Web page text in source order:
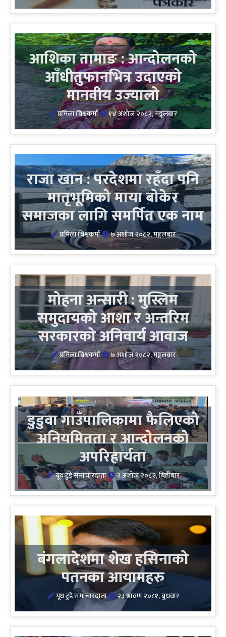
आशिका तामाङ : आन्दोलनको
आँधीतुफानभित्र उदाएको
मानवीय उज्यालो
प्रमिला बिश्वकर्मा १४ अशोज २०८२, मङ्गलबार
राजा खान : परदेशमा रहँदा पनि
मातृभूमिको माया बोकेर
समाजका लागि समर्पित एक नाम
प्रमिला बिश्वकर्मा ७ अशोज २०८२, मङ्गलबार
मोहना अन्सारी : मुस्लिम
समुदायको आशा र अन्तरिम
सरकारको अनिवार्य आवाज
प्रमिला बिश्वकर्मा ७ अशोज २०८२, मङ्गलबार
डुडुवा गाउँपालिकामा फैलिएको
अनियमितता र आन्दोलनको
अपरिहार्यता
यूथ टुडे समाचारदाता २ अशोज २०८२, बिहीबार
बंगलादेशमा शेख हसिनाको
पतनका आयामहरु
यूथ टुडे समाचारदाता २३ श्रावण २०८१, बुधवार